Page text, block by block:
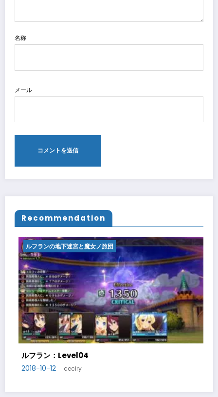
名称
メール
Recommendation
ルフランの地下迷宮と魔女ノ旅団
ルフラン：Level04
2018-10-12 ceciry